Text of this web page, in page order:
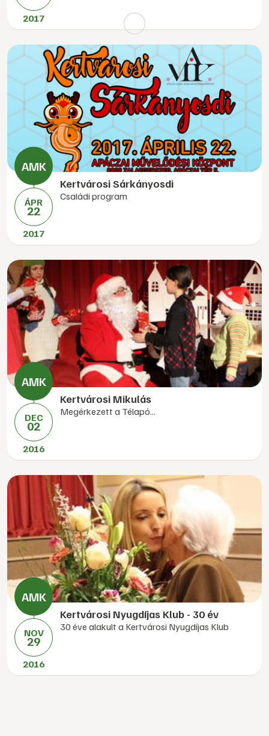
2017
ÁPR
22
2017
Kertvárosi Sárkányosdi
Családi program
DEC
02
2016
Kertvárosi Mikulás
Megérkezett a Télapó...
NOV
29
2016
Kertvárosi Nyugdíjas Klub - 30 év
30 éve alakult a Kertvárosi Nyugdíjas Klub